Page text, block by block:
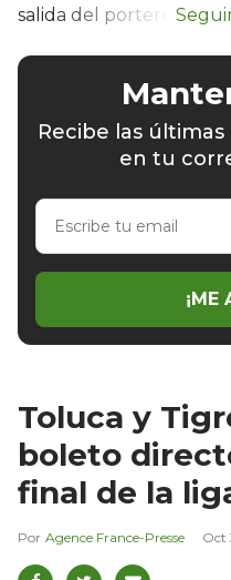
salida del portero.
Recibe las
en tu
Escribe
email
¡ME
Toluca y
boleto
final de la
Agence France-Presse Oct